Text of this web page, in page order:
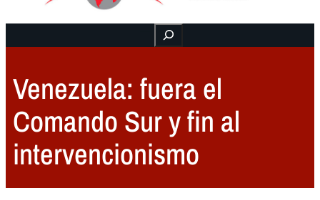
Buscar
Venezuela: fuera el
Comando Sur y fin al
intervencionismo